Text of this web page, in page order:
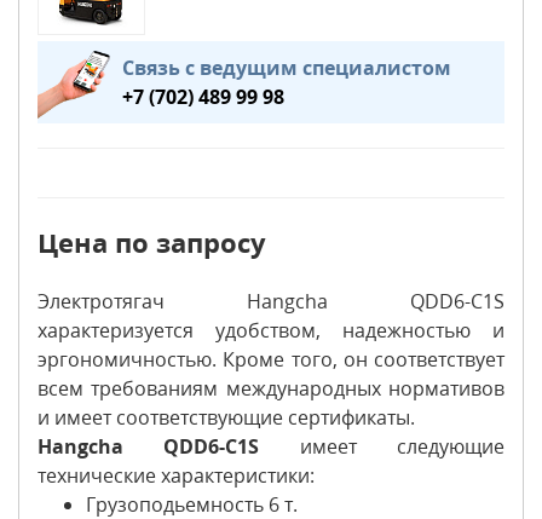
Связь с ведущим специалистом
+7 (702) 489 99 98
Цена по запросу
Электротягач Hangcha QDD6-C1S
характеризуется удобством, надежностью и
эргономичностью. Кроме того, он соответствует
всем требованиям международных нормативов
и имеет соответствующие сертификаты.
Hangcha QDD6-C1S имеет следующие
технические характеристики:
Грузоподьемность 6 т.